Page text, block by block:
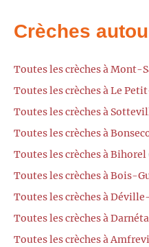
Crèches
Toutes les crèches à Mont-
Toutes les crèches à Le
Toutes les crèches à
Toutes les crèches à
Toutes les crèches à Bihorel
Toutes les crèches à Bois-
Toutes les crèches à
Toutes les crèches à
Toutes les crèches à